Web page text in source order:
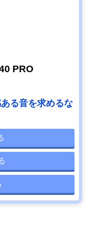
PRO
る音を求めるな